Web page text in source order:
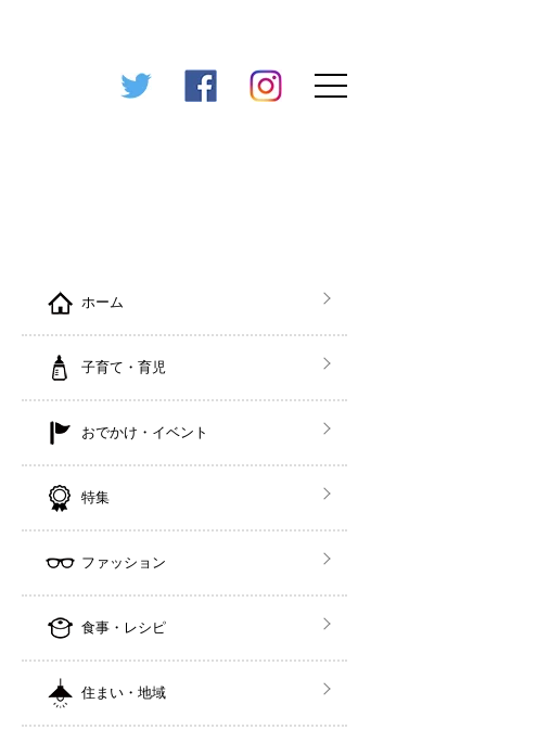
ホーム
子育て・育児
おでかけ・イベント
特集
ファッション
食事・レシピ
住まい・地域